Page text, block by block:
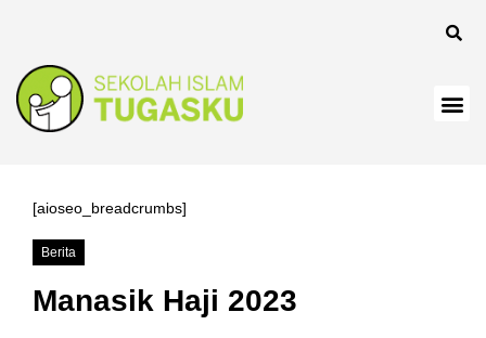
[aioseo_breadcrumbs]
Berita
Manasik Haji 2023